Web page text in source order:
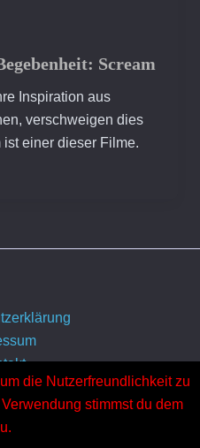
Scream
Inspiration aus
verschweigen dies
einer dieser Filme.
unsdie Nutzerfreundlichkeit zu
stimmst du dem